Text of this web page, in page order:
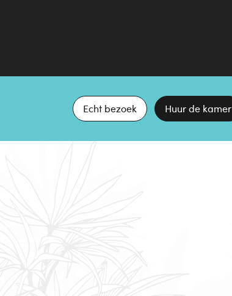
Echt bezoek Huur de kamer